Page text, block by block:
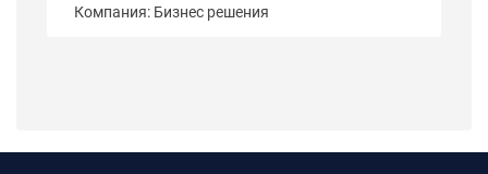
Компания: Бизнес решения